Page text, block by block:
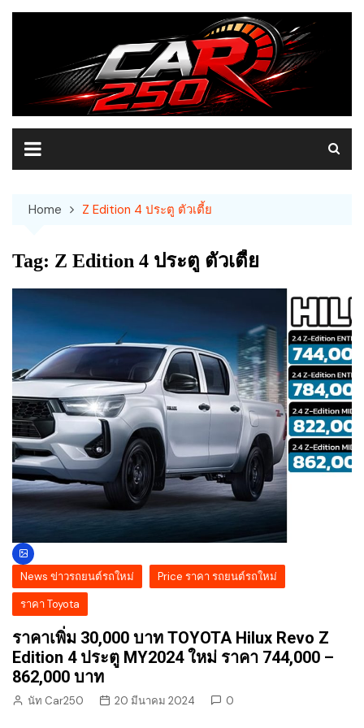
Skip
Home Z Edition 4 ประตู ตัวเตี้ย
Tag: Z Edition 4 ประตู ตัวเตี้ย
News ข่าวรถยนต์รถใหม่
Price ราคา รถยนต์รถใหม่
ราคา Toyota
ราคาเพิ่ม 30,000 บาท TOYOTA Hilux Revo Z
Edition 4 ประตู MY2024 ใหม่ ราคา 744,000 –
862,000 บาท
นัท Car250 20 มีนาคม 2024 0